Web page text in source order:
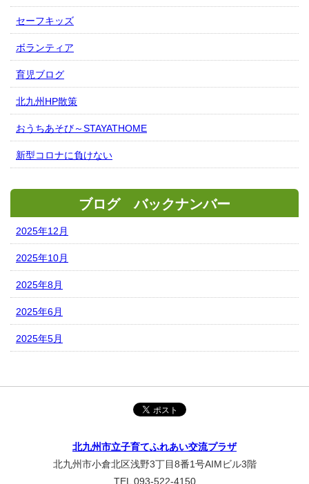
セーフキッズ
ボランティア
育児ブログ
北九州HP散策
おうちあそび～STAYATHOME
新型コロナに負けない
ブログ バックナンバー
2025年12月
2025年10月
2025年8月
2025年6月
2025年5月
北九州市立子育てふれあい交流プラザ
北九州市小倉北区浅野3丁目8番1号AIMビル3階
TEL 093-522-4150